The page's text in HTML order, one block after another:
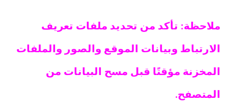
ملاحظة: تأكد من تحديد ملفات تعريف
الارتباط وبيانات الموقع والصور والملفات
المخزنة مؤقتًا قبل مسح البيانات من
المتصفح.